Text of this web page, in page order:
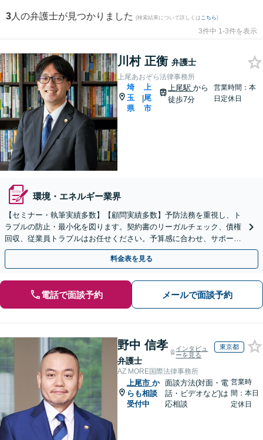
3 人の弁護士が見つかりました (検索結果について詳しくは こちら)
3件中 1-3件を表示
川村 正衡 弁護士
上尾あおぞら法律事務所
埼
玉
県
|
上
尾
市
上尾駅から
徒歩7分
営業時間：本
日定休日
環境・エネルギー業界
【セミナー・執筆実績多数】【顧問実績多数】予防法務を重視し、ト
ラブルの防止・最小化を図ります。契約書のリーガルチェック、債権
回収、従業員トラブルはお任せください。予算感に合わせ、サポート
内容も柔軟に調節します【上尾駅7分】【スポット相談可】
料金表を見る
電話で面談予約 メールで面談予約
野中 信孝
弁護士
インタビュ
ーを見る
東京都
AZ MORE国際法律事務所
上尾市 か
らも相談
受付中
面談方法(対面・電
話・ビデオなど)は
応相談
営業時
間：本日
定休日